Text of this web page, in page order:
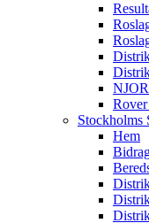
Stockholms
Hem